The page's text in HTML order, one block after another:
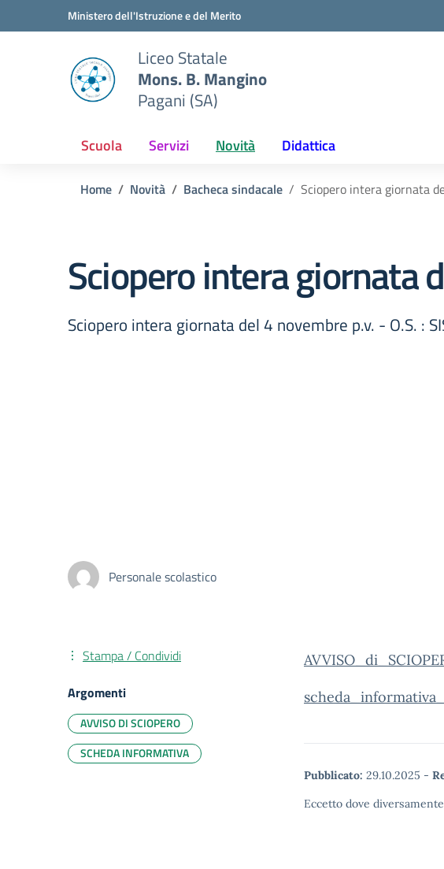
Vai ai contenuti
Vai al menu di navigazioneMinistero dell'Istruzione e del Merito
Liceo Statale
Mons. B. Mangino
Pagani (SA)
Scuola Servizi Novità Didattica
Home Novità Bacheca sindacale Sciopero intera giornata
Sciopero intera giornata
Sciopero intera giornata del 4 novembre p.v. - O.S. :
Personale scolastico
Pubblicato: 29.10.2025 -
Eccetto dove
Stampa / Condividi
Argomenti
AVVISO DI SCIOPERO
SCHEDA INFORMATIVA